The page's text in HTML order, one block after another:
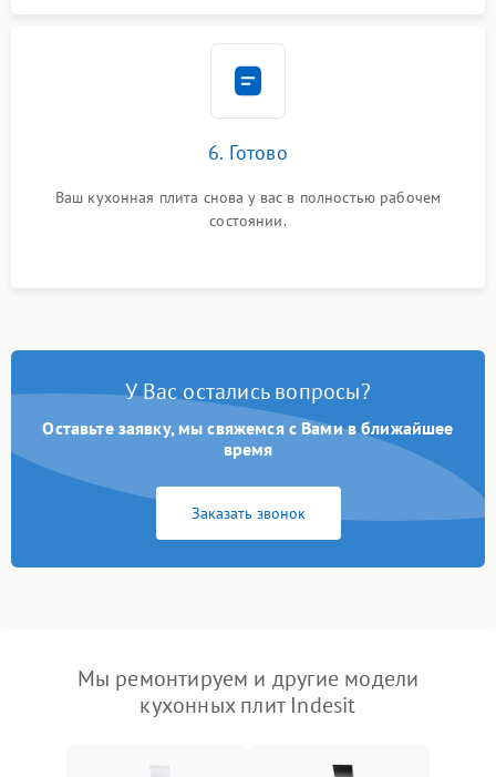
6. Готово
Ваш кухонная плита снова у вас в полностью рабочем
состоянии.
У Вас остались вопросы?
Оставьте заявку, мы свяжемся с Вами в ближайшее
время
Заказать звонок
Мы ремонтируем и другие модели
кухонных плит Indesit